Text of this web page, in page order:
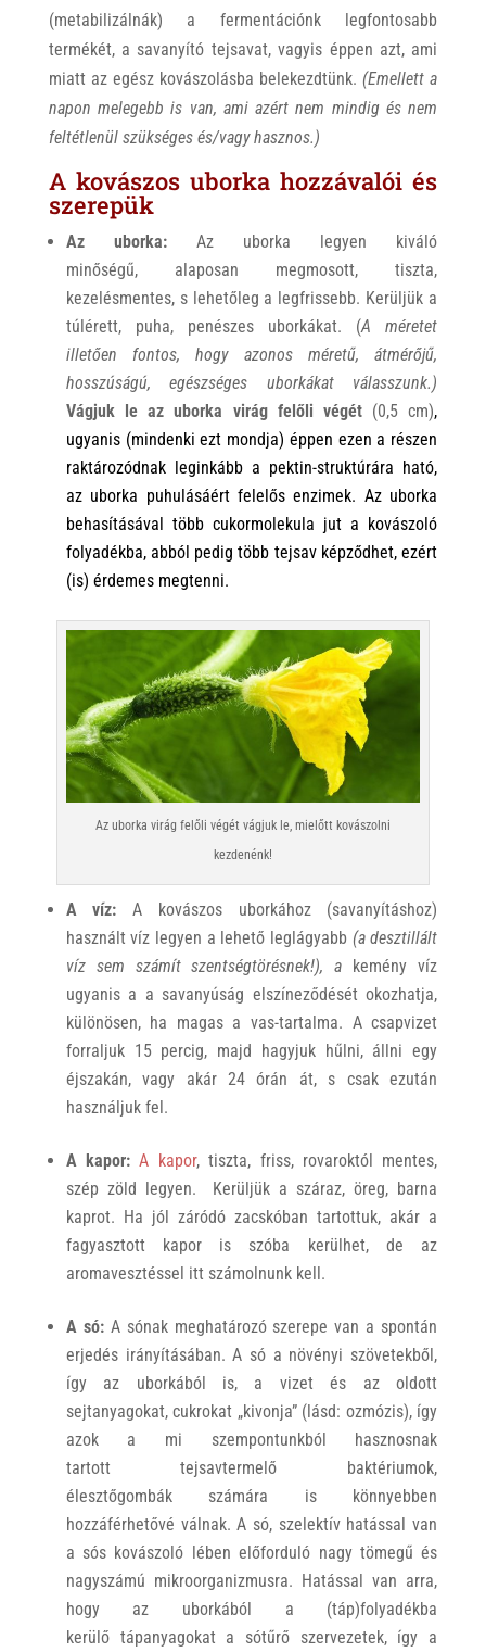
(metabilizálnák) a fermentációnk legfontosabb
termékét, a savanyító tejsavat, vagyis éppen azt, ami
miatt az egész kovászolásba belekezdtünk. (Emellett a
napon melegebb is van, ami azért nem mindig és nem
feltétlenül szükséges és/vagy hasznos.)
A kovászos uborka hozzávalói és
szerepük
Az uborka:Az uborka legyen kiváló
minőségű, alaposan megmosott, tiszta,
kezelésmentes, s lehetőleg a legfrissebb. Kerüljük a
túlérett, puha, penészes uborkákat. (A méretet
illetően fontos, hogy azonos méretű, átmérőjű,
hosszúságú, egészséges uborkákat válasszunk.)
Vágjuk le az uborka virág felőli végét (0,5 cm),
ugyanis (mindenki ezt mondja) éppen ezen a részen
raktározódnak leginkább a pektin-struktúrára ható,
az uborka puhulásáért felelős enzimek. Az uborka
behasításával több cukormolekula jut a kovászoló
folyadékba, abból pedig több tejsav képződhet, ezért
(is) érdemes megtenni.
Az uborka virág felőli végét vágjuk le, mielőtt kovászolni
kezdenénk!
A víz: A kovászos uborkához (savanyításhoz)
használt víz legyen a lehető leglágyabb (a desztillált
víz sem számít szentségtörésnek!), a kemény víz
ugyanis a a savanyúság elszíneződését okozhatja,
különösen, ha magas a vas-tartalma. A csapvizet
forraljuk 15 percig, majd hagyjuk hűlni, állni egy
éjszakán, vagy akár 24 órán át, s csak ezután
használjuk fel.
A kapor: A kapor, tiszta, friss, rovaroktól mentes,
szép zöld legyen. Kerüljük a száraz, öreg, barna
kaprot. Ha jól záródó zacskóban tartottuk, akár a
fagyasztott kapor is szóba kerülhet, de az
aromavesztéssel itt számolnunk kell.
A só: A sónak meghatározó szerepe van a spontán
erjedés irányításában. A só a növényi szövetekből,
így az uborkából is, a vizet és az oldott
sejtanyagokat, cukrokat „kivonja” (lásd: ozmózis), így
azok a mi szempontunkból hasznosnak
tartott tejsavtermelő baktériumok,
élesztőgombák számára is könnyebben
hozzáférhetővé válnak. A só, szelektív hatással van
a sós kovászoló lében előforduló nagy tömegű és
nagyszámú mikroorganizmusra. Hatással van arra,
hogy az uborkából a (táp)folyadékba
kerülő tápanyagokat a sótűrő szervezetek, így a